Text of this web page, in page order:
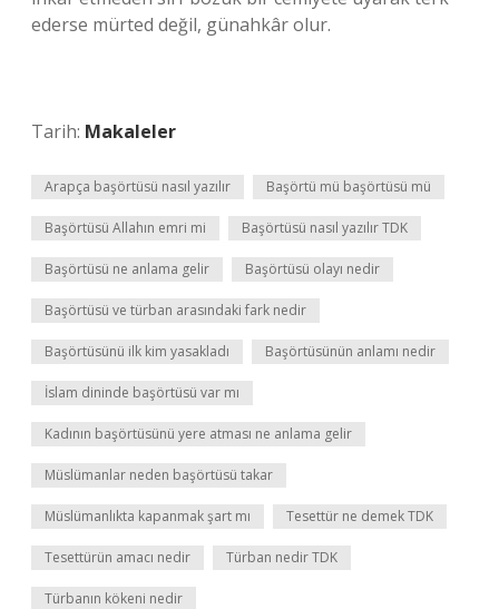
ederse mürted değil, günahkâr olur.
Tarih: Makaleler
Arapça başörtüsü nasıl yazılır Başörtü mü başörtüsü mü
Başörtüsü Allahın emri mi Başörtüsü nasıl yazılır TDK
Başörtüsü ne anlama gelir Başörtüsü olayı nedir
Başörtüsü ve türban arasındaki fark nedir
Başörtüsünü ilk kim yasakladı Başörtüsünün anlamı nedir
İslam dininde başörtüsü var mı
Kadının başörtüsünü yere atması ne anlama gelir
Müslümanlar neden başörtüsü takar
Müslümanlıkta kapanmak şart mı Tesettür ne demek TDK
Tesettürün amacı nedir Türban nedir TDK
Türbanın kökeni nedir